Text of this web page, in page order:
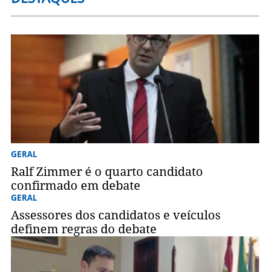
GERAL
Ralf Zimmer é o quarto candidato
confirmado em debate
GERAL
Assessores dos candidatos e veículos
definem regras do debate